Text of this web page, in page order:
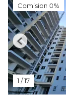
Comision 0%
1 /17
Previous